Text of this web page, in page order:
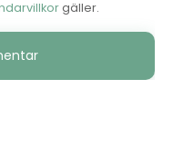
gäller.